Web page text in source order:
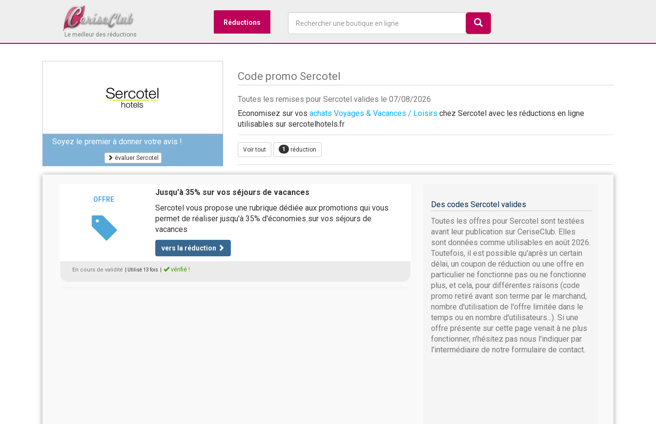
Le meilleur des réductions
Réductions
Soyez le premier à donner votre avis !
évaluer Sercotel
Code promo Sercotel
Toutes les remises pour Sercotel valides le 07/08/2026
Economisez sur vos achats Voyages & Vacances / Loisirs chez Sercotel avec les réductions en ligne
utilisables sur sercotelhotels.fr
Voir tout 1 réduction
OFFRE
Jusqu'à 35% sur vos séjours de vacances
Sercotel vous propose une rubrique dédiée aux promotions qui vous
permet de réaliser jusqu'à 35% d'économies sur vos séjours de
vacances
vers la réduction
En cours de validité | Utilisé 13 fois vérifié !
Des codes Sercotel valides
Toutes les offres pour Sercotel sont testées
avant leur publication sur CeriseClub. Elles
sont données comme utilisables en août 2026.
Toutefois, il est possible qu'après un certain
délai, un coupon de réduction ou une offre en
particulier ne fonctionne pas ou ne fonctionne
plus, et cela, pour différentes raisons (code
promo retiré avant son terme par le marchand,
nombre d'utilisation de l'offre limitée dans le
temps ou en nombre d'utilisateurs...). Si une
offre présente sur cette page venait à ne plus
fonctionner, n'hésitez pas nous l'indiquer par
l'intermédiaire de notre formulaire de contact.